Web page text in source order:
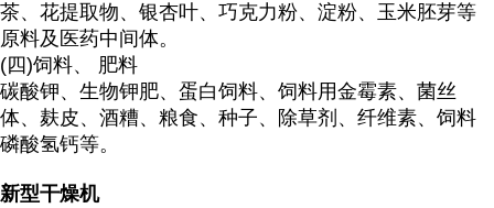
茶、花提取物、银杏叶、巧克力粉、淀粉、玉米胚芽等
原料及医药中间体。
(四)饲料、 肥料
碳酸钾、生物钾肥、蛋白饲料、饲料用金霉素、菌丝
体、麸皮、酒糟、粮食、种子、除草剂、纤维素、饲料
磷酸氢钙等。
新型干燥机